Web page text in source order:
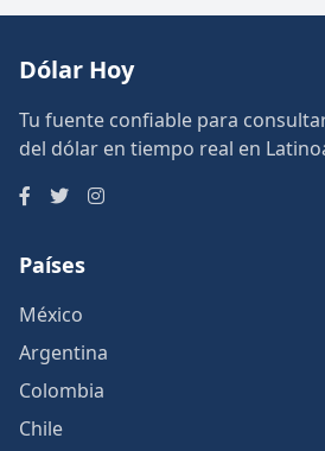
Dólar Hoy
Tu fuente confiable para
del dólar en tiempo real en
Países
México
Argentina
Colombia
Chile